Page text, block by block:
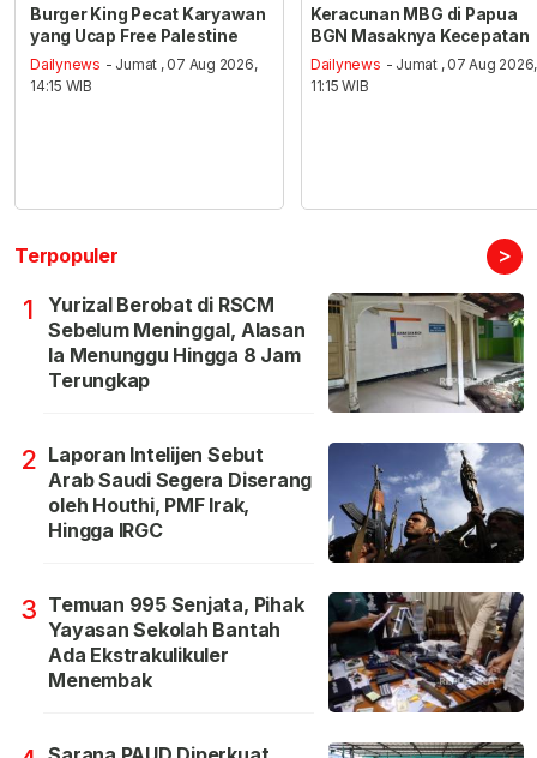
Burger King Pecat Karyawan
yang Ucap Free Palestine
Dailynews - Jumat , 07 Aug 2026,
14:15 WIB
Keracunan MBG di Papua
BGN Masaknya Kecepatan
Dailynews - Jumat , 07 Aug 2026,
11:15 WIB
Terpopuler >
1
Yurizal Berobat di RSCM
Sebelum Meninggal, Alasan
Ia Menunggu Hingga 8 Jam
Terungkap
2 Laporan Intelijen Sebut
Arab Saudi Segera Diserang
oleh Houthi, PMF Irak,
Hingga IRGC
3 Temuan 995 Senjata, Pihak
Yayasan Sekolah Bantah
Ada Ekstrakulikuler
Menembak